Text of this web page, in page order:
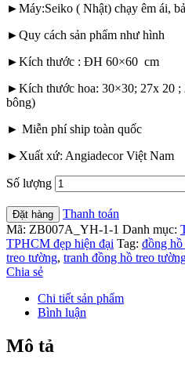
►Máy:Seiko ( Nhật) chạy êm ái,
►Quy cách sản phẩm như hình
►Kích thước : ĐH 60×60 cm
►Kích thước hoa: 30×30; 27x 20 ;
bông)
► Miễn phí ship toàn quốc
►Xuất xứ: Angiadecor Việt Nam
Số lượng
Đặt hàng
Thanh toán
Mã: ZB007A_YH-1-1 Danh mục:
TPHCM đẹp hiện đại Tag: đồng
treo tường, tranh đồng hồ treo
Chia sẻ
Chi tiết sản phẩm
Bình luận
Mô tả